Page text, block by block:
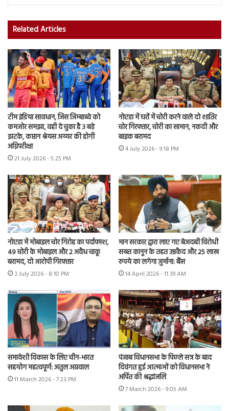
Related Articles
टीम इंडिया सावधान, जिस जिम्बाब्वे को
कमजोर समझा, वही दे चुका है 3 बड़े
झटके, कप्तान श्रेयस अय्यर की होगी
अग्निपरीक्षा
21 July 2026 - 5:25 PM
नोएडा में घरों में चोरी करने वाले दो शातिर
चोर गिरफ्तार, चोरी का सामान, नकदी और
बाइक बरामद
4 July 2026 - 9:18 PM
नोएडा में मोबाइल चोर गिरोह का पर्दाफाश,
49 चोरी के मोबाइल और 2 अवैध चाकू
बरामद, दो आरोपी गिरफ्तार
3 July 2026 - 8:10 PM
मान सरकार द्वारा लाए गए बेअदबी विरोधी
सख्त कानून के तहत उम्रकैद और 25 लाख
रुपये का लगेगा जुर्माना: बैंस
14 April 2026 - 11:39 AM
समावेशी विकास के लिए चीन-भारत
सहयोग महत्वपूर्ण: अतुल अग्रवाल
11 March 2026 - 7:23 PM
पंजाब विधानसभा के पिछले सत्र के बाद
दिवंगत हुई आत्माओं को विधानसभा ने
अर्पित की श्रद्धांजलि
7 March 2026 - 9:05 AM